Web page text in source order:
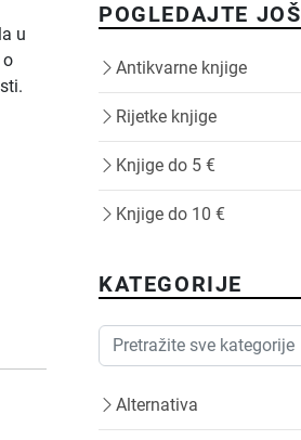
u
o
POGLEDAJTE JOŠ
Antikvarne knjige
Rijetke knjige
Knjige do 5 €
Knjige do 10 €
KATEGORIJE
Alternativa